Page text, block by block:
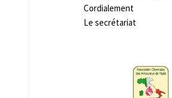
Cordialement
Le secrétariat